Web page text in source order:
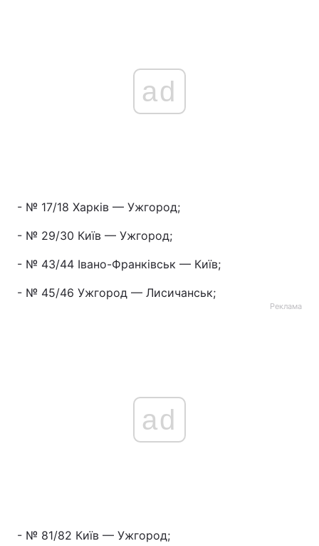
ad
- № 17/18 Харків — Ужгород;
- № 29/30 Київ — Ужгород;
- № 43/44 Івано-Франківськ — Київ;
- № 45/46 Ужгород — Лисичанськ;
Реклама
ad
- № 81/82 Київ — Ужгород;